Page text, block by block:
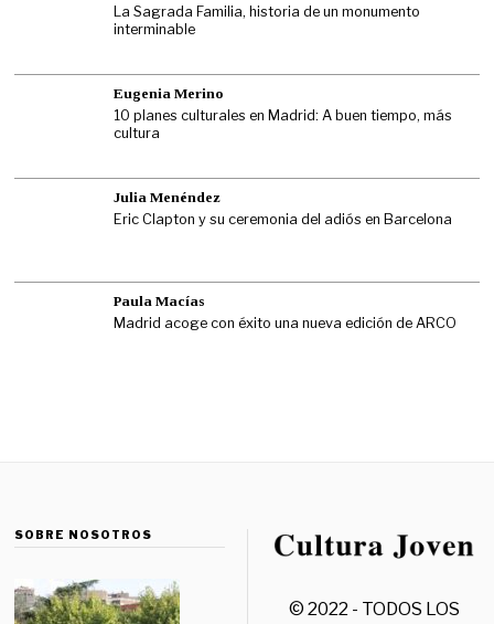
La Sagrada Familia, historia de un monumento
interminable
Eugenia Merino
10 planes culturales en Madrid: A buen tiempo, más
cultura
Julia Menéndez
Eric Clapton y su ceremonia del adiós en Barcelona
Paula Macías
Madrid acoge con éxito una nueva edición de ARCO
SOBRE NOSOTROS
© 2022 - TODOS LOS